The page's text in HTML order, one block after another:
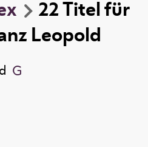
22Titelfür
Leopold